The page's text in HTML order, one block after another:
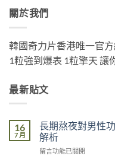
關於我們
韓國奇力片香港唯一官
1粒強到爆表 1粒擎天 讓
最新貼文
16
7 月
長期熬夜對男性
解析
在
留言功能已關閉